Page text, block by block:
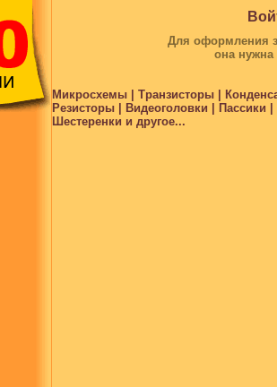
Для оформления
она
Микросхемы | Транзисторы |
Резисторы | Видеоголовки |
Шестеренки и другое...